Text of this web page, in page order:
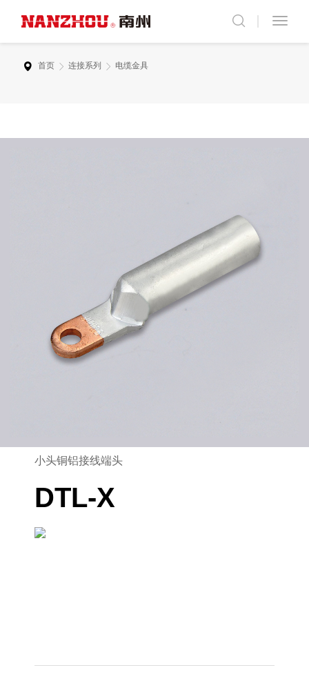
首页 连接系列 电缆金具
小头铜铝接线端头
DTL-X